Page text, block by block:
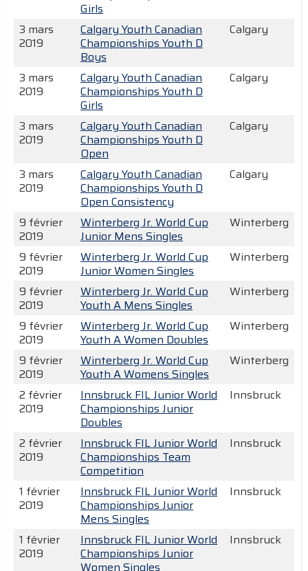
Girls
3 mars
2019
Calgary Youth Canadian
Championships Youth D
Boys
Calgary
3 mars
2019
Calgary Youth Canadian
Championships Youth D
Girls
Calgary
3 mars
2019
Calgary Youth Canadian
Championships Youth D
Open
Calgary
3 mars
2019
Calgary Youth Canadian
Championships Youth D
Open Consistency
Calgary
9 février
2019
Winterberg Jr. World Cup
Junior Mens Singles
Winterberg
9 février
2019
Winterberg Jr. World Cup
Junior Women Singles
Winterberg
9 février
2019
Winterberg Jr. World Cup
Youth A Mens Singles
Winterberg
9 février
2019
Winterberg Jr. World Cup
Youth A Women Doubles
Winterberg
9 février
2019
Winterberg Jr. World Cup
Youth A Womens Singles
Winterberg
2 février
2019
Innsbruck FIL Junior World
Championships Junior
Doubles
Innsbruck
2 février
2019
Innsbruck FIL Junior World
Championships Team
Competition
Innsbruck
1 février
2019
Innsbruck FIL Junior World
Championships Junior
Mens Singles
Innsbruck
1 février
2019
Innsbruck FIL Junior World
Championships Junior
Women Singles
Innsbruck